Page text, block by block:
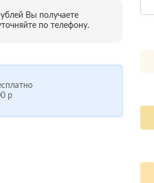
Вы получаете
по телефону.
р